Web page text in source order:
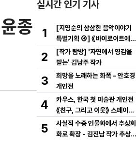
종
실시간 인기 기사
1
[지영순의 삼삼한 음악이야기
특별기획 ④] 《바이로이트에서
만난 바그너》
2
[작가 탐방] '자연에서 영감을
받는' 김남주 작가
3
희망을 노래하는 화폭 – 안호경
개인전
4
카우스, 한국 첫 미술관 개인전
《친구, 그리고 이웃》 스페이스
K 서울에서 개최
5
사실적 수중 인물화에서 추상회
화로 확장 - 김진남 작가 추상